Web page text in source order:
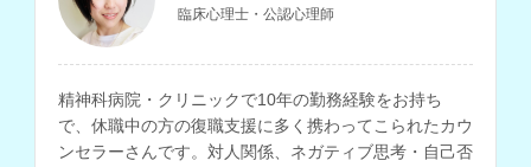
臨床心理士・公認心理師
精神科病院・クリニックで10年の勤務経験をお持ち
で、休職中の方の復職支援に多く携わってこられたカウ
ンセラーさんです。対人関係、ネガティブ思考・自己否